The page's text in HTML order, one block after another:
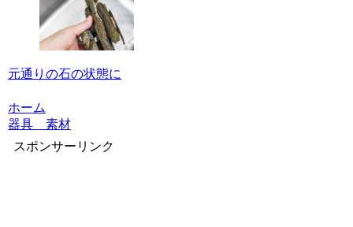
元通りの石の状態に
ホーム
器具 素材
スポンサーリンク